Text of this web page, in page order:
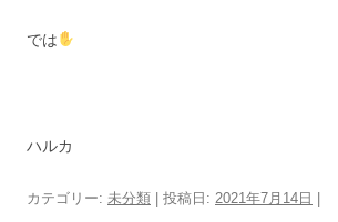
では
ハルカ
カテゴリー: 未分類 | 投稿日: 2021年7月14日